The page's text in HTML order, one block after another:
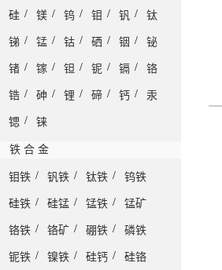
硅 / 镁 / 钨 / 钼 / 钒 / 钛
锑 / 锰 / 钴 / 硒 / 铟 / 铋
锗 / 镓 / 钽 / 铌 / 镉 / 铬
锆 / 砷 / 锂 / 碲 / 钙 / 汞
锶 / 铼
铁 合 金
钼铁 / 钒铁 / 钛铁 / 钨铁
硅铁 / 硅锰 / 锰铁 / 锰矿
铬铁 / 铬矿 / 硼铁 / 磷铁
铌铁 / 镍铁 / 硅钙 / 硅铬